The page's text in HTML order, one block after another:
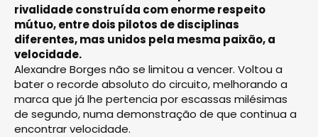
rivalidade construída com enorme respeito
mútuo, entre dois pilotos de disciplinas
diferentes, mas unidos pela mesma paixão, a
velocidade.
Alexandre Borges não se limitou a vencer. Voltou a
bater o recorde absoluto do circuito, melhorando a
marca que já lhe pertencia por escassas milésimas
de segundo, numa demonstração de que continua a
encontrar velocidade.